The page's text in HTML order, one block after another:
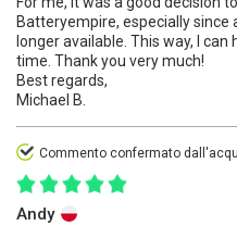
Batteryempire, especially
longer available. This way, I
time. Thank you very much!
Best regards,
Michael B.
Commento confermato
Andy